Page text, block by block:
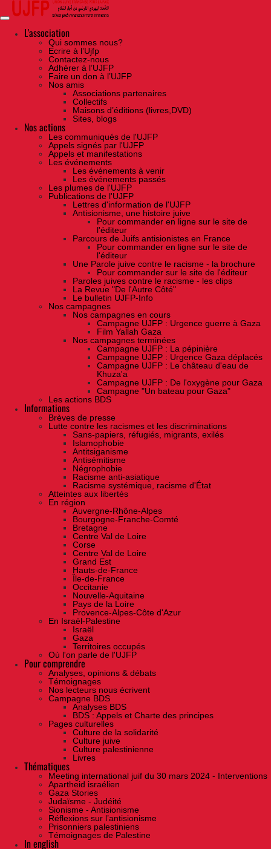
Skip
the
contentL'association
Qui sommes nous?
Ecrire à l’Ujfp
Contactez-nous
Adhérer à l’UJFP
Faire un don à l’UJFP
Nos amis
Associations partenaires
Collectifs
Maisons d’éditions (livres,DVD)
Sites, blogs
Nos actions
Les communiqués de l'UJFP
Appels signés par l'UJFP
Appels et manifestations
Les événements
Les événements à venir
Les événements passés
Les plumes de l'UJFP
Publications de l'UJFP
Lettres d'information de l'UJFP
Antisionisme, une histoire juive
Pour commander en ligne sur le site de
l'éditeur
Parcours de Juifs antisionistes en France
Pour commander en ligne sur le site de
l'éditeur
Une Parole juive contre le racisme - la brochure
Pour commander sur le site de l'éditeur
Paroles juives contre le racisme - les clips
La Revue "De l'Autre Côté"
Le bulletin UJFP-Info
Nos campagnes
Nos campagnes en cours
Campagne UJFP : Urgence guerre à Gaza
Film Yallah Gaza
Nos campagnes terminées
Campagne UJFP : La pépinière
Campagne UJFP : Urgence Gaza déplacés
Campagne UJFP : Le château d'eau de
Khuza'a
Campagne UJFP : De l'oxygène pour Gaza
Campagne "Un bateau pour Gaza"
Les actions BDS
Informations
Brèves de presse
Lutte contre les racismes et les discriminations
Sans-papiers, réfugiés, migrants, exilés
Islamophobie
Antitsiganisme
Antisémitisme
Négrophobie
Racisme anti-asiatique
Racisme systémique, racisme d'État
Atteintes aux libertés
En région
Auvergne-Rhône-Alpes
Bourgogne-Franche-Comté
Bretagne
Centre Val de Loire
Corse
Centre Val de Loire
Grand Est
Hauts-de-France
Île-de-France
Occitanie
Nouvelle-Aquitaine
Pays de la Loire
Provence-Alpes-Côte d'Azur
En Israël-Palestine
Israël
Gaza
Territoires occupés
Où l'on parle de l'UJFP
Pour comprendre
Analyses, opinions & débats
Témoignages
Nos lecteurs nous écrivent
Campagne BDS
Analyses BDS
BDS : Appels et Charte des principes
Pages culturelles
Culture de la solidarité
Culture juive
Culture palestinienne
Livres
Thématiques
Meeting international juif du 30 mars 2024 - Interventions
Apartheid israélien
Gaza Stories
Judaïsme - Judéité
Sionisme - Antisionisme
Réflexions sur l’antisionisme
Prisonniers palestiniens
Témoignages de Palestine
In english